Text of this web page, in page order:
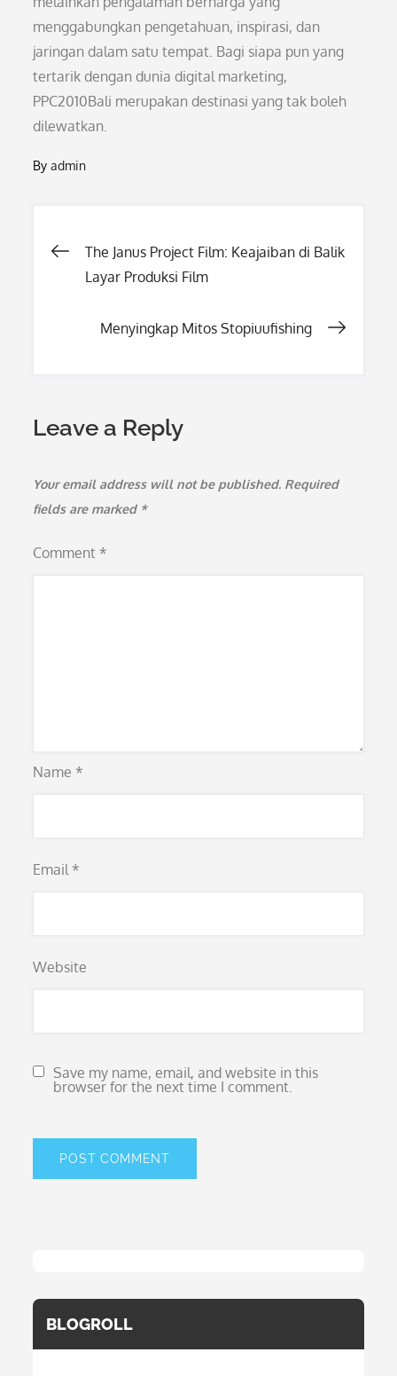
menggabungkan pengetahuan, inspirasi, dan
jaringan dalam satu tempat. Bagi siapa pun yang
tertarik dengan dunia digital marketing,
PPC2010Bali merupakan destinasi yang tak boleh
dilewatkan.
Byadmin
Post
The Janus Project Film: Keajaiban di Balik
Layar Produksi Film
Menyingkap Mitos Stopiuufishing
Leave a Reply
Your email address will not be published. Required
fields are marked *
Comment *
Name *
Email *
Website
Save my name, email, and website in this
browser for the next time I comment.
BLOGROLL